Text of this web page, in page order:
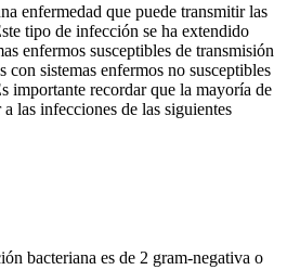
enfermedad que puede transmitir las
tipo de infección se ha extendido
enfermos susceptibles de transmisión
con sistemas enfermos no susceptibles
importante recordar que la mayoría de
las infecciones de las siguientes
bacteriana es de 2 gram-negativa o